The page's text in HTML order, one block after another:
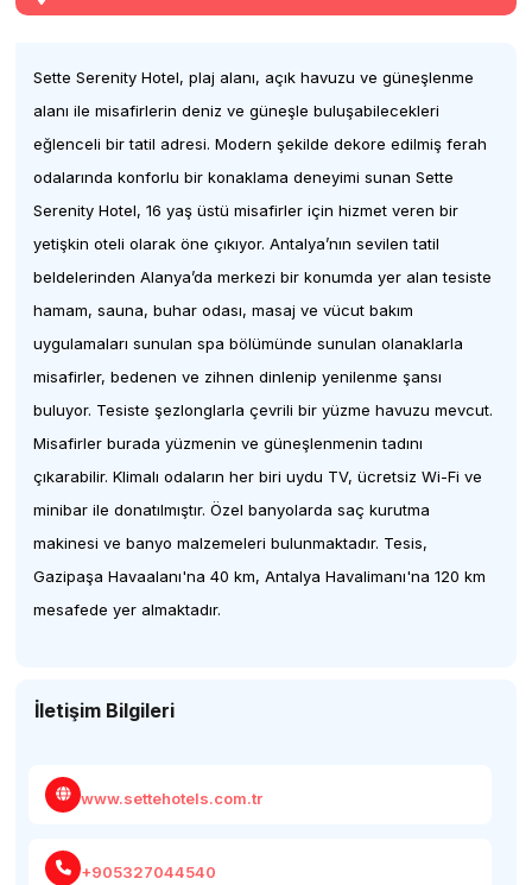
Sette Serenity Hotel, plaj alanı, açık havuzu ve güneşlenme
alanı ile misafirlerin deniz ve güneşle buluşabilecekleri
eğlenceli bir tatil adresi. Modern şekilde dekore edilmiş ferah
odalarında konforlu bir konaklama deneyimi sunan Sette
Serenity Hotel, 16 yaş üstü misafirler için hizmet veren bir
yetişkin oteli olarak öne çıkıyor. Antalya’nın sevilen tatil
beldelerinden Alanya’da merkezi bir konumda yer alan tesiste
hamam, sauna, buhar odası, masaj ve vücut bakım
uygulamaları sunulan spa bölümünde sunulan olanaklarla
misafirler, bedenen ve zihnen dinlenip yenilenme şansı
buluyor. Tesiste şezlonglarla çevrili bir yüzme havuzu mevcut.
Misafirler burada yüzmenin ve güneşlenmenin tadını
çıkarabilir. Klimalı odaların her biri uydu TV, ücretsiz Wi-Fi ve
minibar ile donatılmıştır. Özel banyolarda saç kurutma
makinesi ve banyo malzemeleri bulunmaktadır. Tesis,
Gazipaşa Havaalanı'na 40 km, Antalya Havalimanı'na 120 km
mesafede yer almaktadır.
İletişim Bilgileri
www.settehotels.com.tr
+905327044540